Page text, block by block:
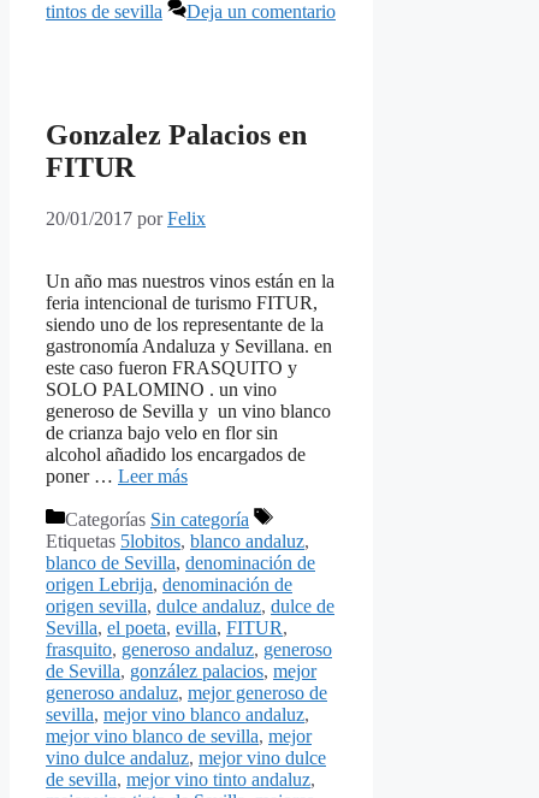
tintos de sevilla
Deja un comentario
Gonzalez Palacios en
FITUR
20/01/2017 porFelix
Un año mas nuestros vinos están en la
feria intencional de turismo FITUR,
siendo uno de los representante de la
gastronomía Andaluza y Sevillana. en
este caso fueron FRASQUITO y
SOLO PALOMINO . un vino
generoso de Sevilla y un vino blanco
de crianza bajo velo en flor sin
alcohol añadido los encargados de
poner … Leer más
Categorías Sin categoría
Etiquetas 5lobitos, blanco andaluz,
blanco de Sevilla, denominación de
origen Lebrija, denominación de
origen sevilla, dulce andaluz, dulce de
Sevilla, el poeta, evilla, FITUR,
frasquito, generoso andaluz, generoso
de Sevilla, gonzález palacios, mejor
generoso andaluz, mejor generoso de
sevilla, mejor vino blanco andaluz,
mejor vino blanco de sevilla, mejor
vino dulce andaluz, mejor vino dulce
de sevilla, mejor vino tinto andaluz,